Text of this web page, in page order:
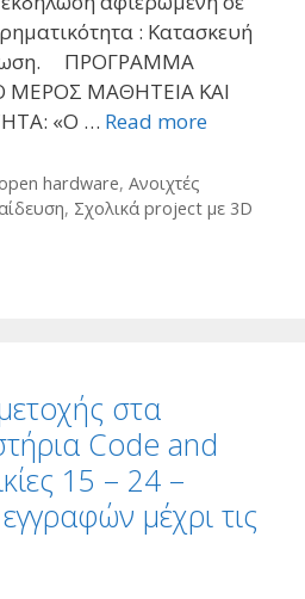
: Κατασκευή
ΠΡΟΓΡΑΜΜΑ
ΜΕΡΟΣ ΜΑΘΗΤΕΙΑ ΚΑΙ
«Ο … Read more
hardware, Ανοιχτές
, Σχολικά project με 3D
στα
Code and
15 – 24 –
μέχρι τις